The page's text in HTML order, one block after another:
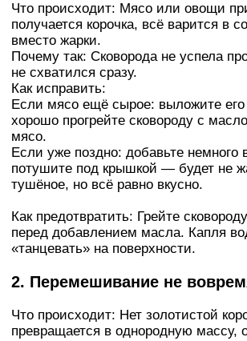
Что происходит: Мясо или овощи
получается корочка, всё варится в
вместо жарки.
Почему так: Сковорода не успела
не схватился сразу.
Как исправить:
Если мясо ещё сырое: выложите его
хорошо прогрейте сковороду с
мясо.
Если уже поздно: добавьте немного
потушите под крышкой — будет не
тушёное, но всё равно вкусно.
Как предотвратить: Грейте
перед добавлением масла. Капля
«танцевать» на поверхности.
2. Перемешивание не
Что происходит: Нет золотистой
превращается в однородную массу,